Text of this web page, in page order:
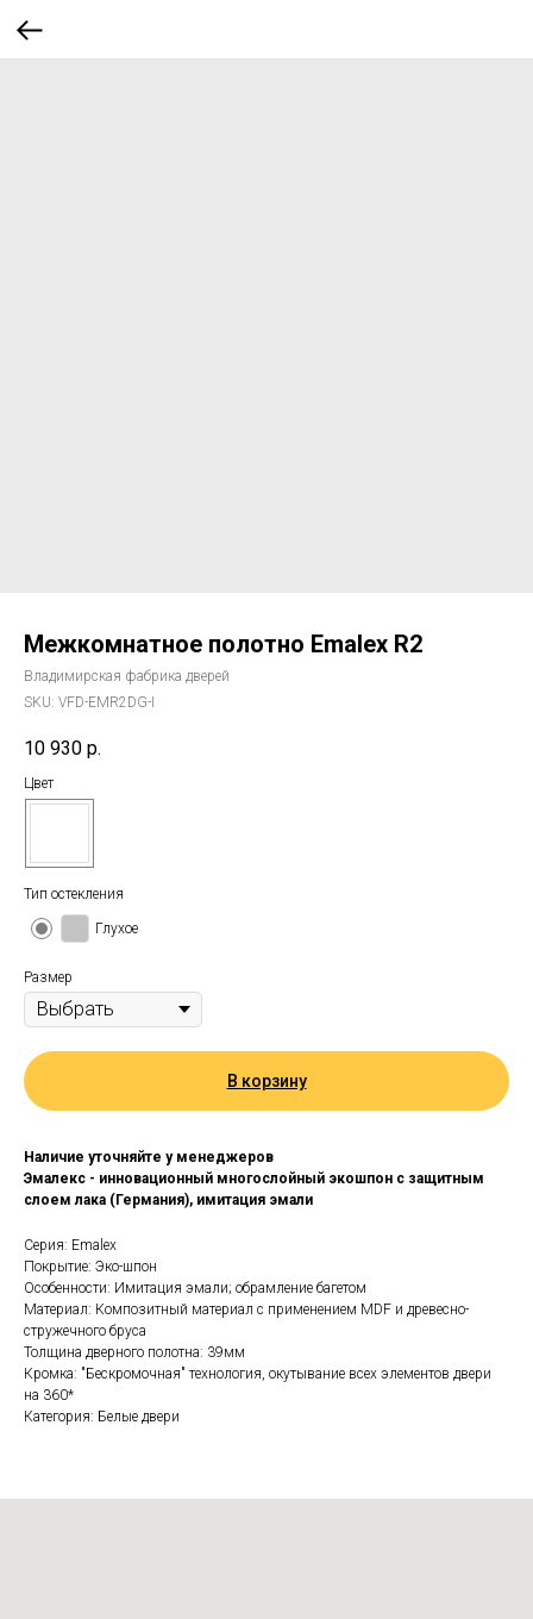
Межкомнатное полотно Emalex R2
Владимирская фабрика дверей
SKU: VFD-EMR2DG-I
10 930 р.
Цвет
Тип остекления
Глухое
Размер
В корзину
Наличие уточняйте у менеджеров
Эмалекс - инновационный многослойный экошпон с защитным
слоем лака (Германия), имитация эмали
Серия: Emalex
Покрытие: Эко-шпон
Особенности: Имитация эмали; обрамление багетом
Материал: Композитный материал с применением MDF и древесно-
стружечного бруса
Толщина дверного полотна: 39мм
Кромка: "Бескромочная" технология, окутывание всех элементов двери
на 360*
Категория: Белые двери